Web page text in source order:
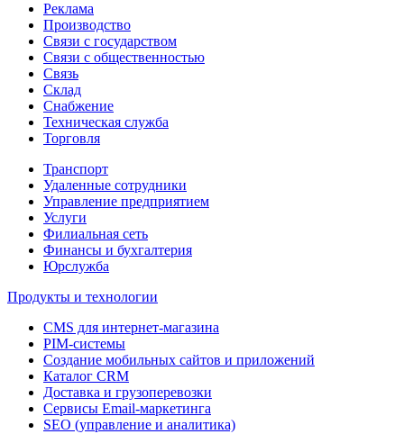
Реклама
Производство
Связи с государством
Связи с общественностью
Связь
Склад
Снабжение
Техническая служба
Торговля
Транспорт
Удаленные сотрудники
Управление предприятием
Услуги
Филиальная сеть
Финансы и бухгалтерия
Юрслужба
Продукты и технологии
CMS для интернет-магазина
PIM-системы
Создание мобильных сайтов и приложений
Каталог CRM
Доставка и грузоперевозки
Сервисы Email-маркетинга
SEO (управление и аналитика)